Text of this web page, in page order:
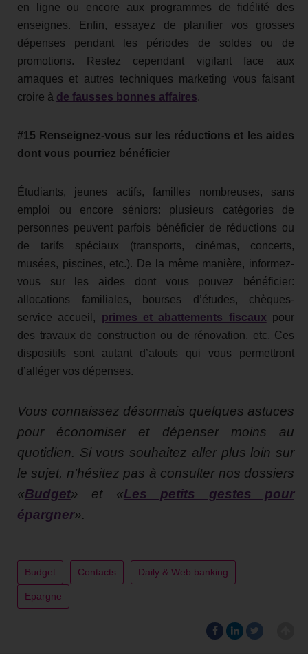
en ligne ou encore aux programmes de fidélité des
enseignes. Enfin, essayez de planifier vos grosses
dépenses pendant les périodes de soldes ou de
promotions. Restez cependant vigilant face aux
arnaques et autres techniques marketing vous faisant
croire à de fausses bonnes affaires.
#15 Renseignez-vous sur les réductions et les aides
dont vous pourriez bénéficier
Étudiants, jeunes actifs, familles nombreuses, sans
emploi ou encore séniors: plusieurs catégories de
personnes peuvent parfois bénéficier de réductions ou
de tarifs spéciaux (transports, cinémas, concerts,
musées, piscines, etc.). De la même manière, informez-
vous sur les aides dont vous pouvez bénéficier:
allocations familiales, bourses d’études, chèques-
service accueil, primes et abattements fiscaux pour
des travaux de construction ou de rénovation, etc. Ces
dispositifs sont autant d’atouts qui vous permettront
d’alléger vos dépenses.
Vous connaissez désormais quelques astuces
pour économiser et dépenser moins au
quotidien. Si vous souhaitez aller plus loin sur
le sujet, n’hésitez pas à consulter nos dossiers
«Budget» et «Les petits gestes pour
épargner».
Budget Contacts Daily & Web banking
Epargne